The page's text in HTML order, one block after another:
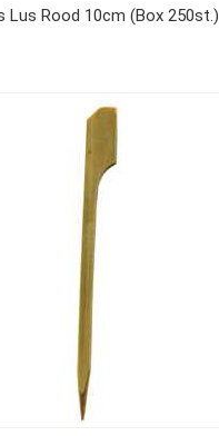
Lus Rood 10cm (Box 250st.)